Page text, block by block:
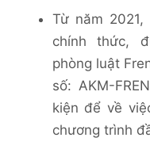
Từ năm 2021,
chính thức,
phòng luật
số: AKM-
kiện để về
chương trình